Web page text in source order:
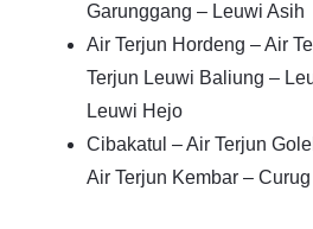
Garunggang – Leuwi Asih
Air Terjun Hordeng – Air
Terjun Leuwi Baliung –
Leuwi Hejo
Cibakatul – Air Terjun
Air Terjun Kembar –